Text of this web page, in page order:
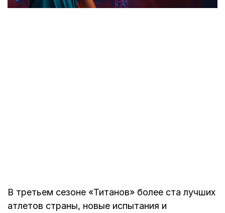
В третьем сезоне «Титанов» более ста лучших
атлетов страны, новые испытания и